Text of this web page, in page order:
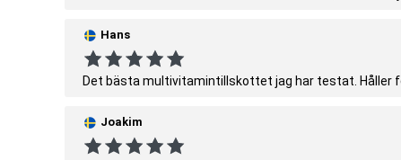
Hans
Det bästa multivitamintillskottet jag har testat. Håller
Joakim